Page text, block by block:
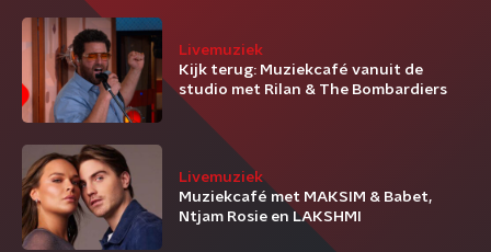
Livemuziek
Kijk terug: Muziekcafé vanuit de
studio met Rilan & The Bombardiers
Livemuziek
Muziekcafé met MAKSIM & Babet,
Ntjam Rosie en LAKSHMI